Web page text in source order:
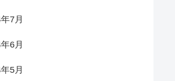
7月
6月
5月